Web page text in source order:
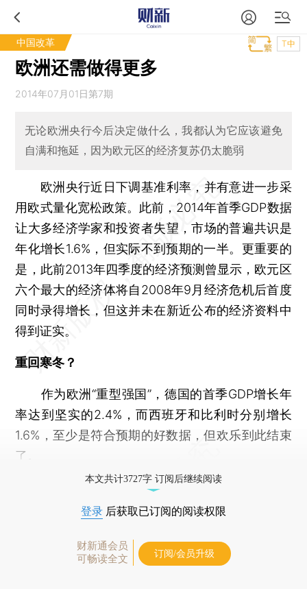
中国改革 T中
欧洲还需做得更多
2014年07月01日第7期
无论欧洲央行今后决定做什么，我都认为它应该避免
自满和拖延，因为欧元区的经济复苏仍太脆弱
欧洲央行近日下调基准利率，并有意进一步采
用欧式量化宽松政策。此前，2014年首季GDP数据
让大多经济学家和投资者失望，市场的普遍共识是
年化增长1.6%，但实际不到预期的一半。更重要的
是，此前2013年四季度的经济预测曾显示，欧元区
六个最大的经济体将自2008年9月经济危机后首度
同时录得增长，但这并未在新近公布的经济资料中
得到证实。
重回寒冬？
作为欧洲“重型强国”，德国的首季GDP增长年
率达到坚实的2.4%，而西班牙和比利时分别增长
1.6%，至少是符合预期的好数据，但欢乐到此结束
了。
本文共计3727字 订阅后继续阅读
登录 后获取已订阅的阅读权限
财新通会员
可畅读全文
订阅/会员升级